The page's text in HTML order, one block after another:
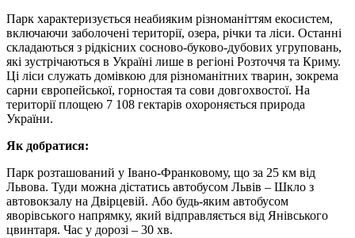
Парк характеризується неабияким різноманіттям екосистем,
включаючи заболочені території, озера, річки та ліси. Останні
складаються з рідкісних сосново-буково-дубових угруповань,
які зустрічаються в Україні лише в регіоні Розточчя та Криму.
Ці ліси служать домівкою для різноманітних тварин, зокрема
сарни європейської, горностая та сови довгохвостої. На
території площею 7 108 гектарів охороняється природа
України.
Як добратися:
Парк розташований у Івано-Франковому, що за 25 км від
Львова. Туди можна дістатись автобусом Львів – Шкло з
автовокзалу на Двірцевій. Або будь-яким автобусом
яворівського напрямку, який відправляється від Янівського
цвинтаря. Час у дорозі – 30 хв.